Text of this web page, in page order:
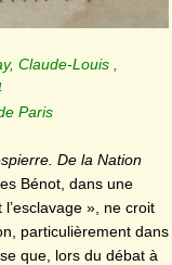
Claude-Louis ,
Paris
De la Nation
Bénot, dans une
», ne croit
particulièrement dans
que, lors du débat à